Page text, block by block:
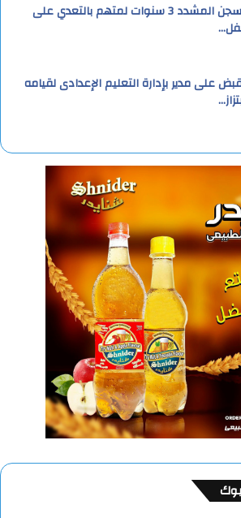
السجن المشدد 3 سنوات لمتهم بالتعدي على
على مدير بإدارة التعليم الإعدادى لقيامه